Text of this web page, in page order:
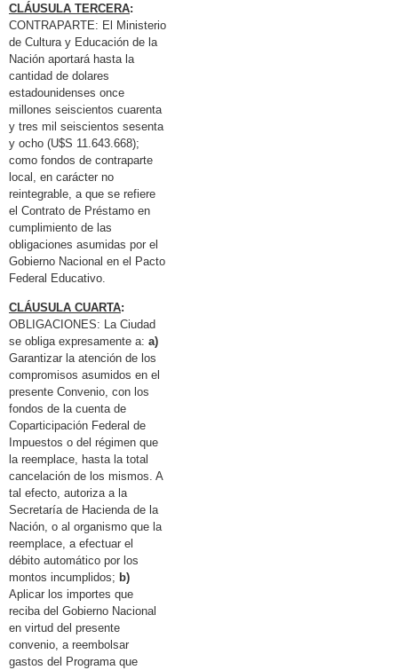
CLÁUSULA TERCERA:
CONTRAPARTE: El Ministerio
de Cultura y Educación de la
Nación aportará hasta la
cantidad de dolares
estadounidenses once
millones seiscientos cuarenta
y tres mil seiscientos sesenta
y ocho (U$S 11.643.668);
como fondos de contraparte
local, en carácter no
reintegrable, a que se refiere
el Contrato de Préstamo en
cumplimiento de las
obligaciones asumidas por el
Gobierno Nacional en el Pacto
Federal Educativo.
CLÁUSULA CUARTA:
OBLIGACIONES: La Ciudad
se obliga expresamente a: a)
Garantizar la atención de los
compromisos asumidos en el
presente Convenio, con los
fondos de la cuenta de
Coparticipación Federal de
Impuestos o del régimen que
la reemplace, hasta la total
cancelación de los mismos. A
tal efecto, autoriza a la
Secretaría de Hacienda de la
Nación, o al organismo que la
reemplace, a efectuar el
débito automático por los
montos incumplidos; b)
Aplicar los importes que
reciba del Gobierno Nacional
en virtud del presente
convenio, a reembolsar
gastos del Programa que